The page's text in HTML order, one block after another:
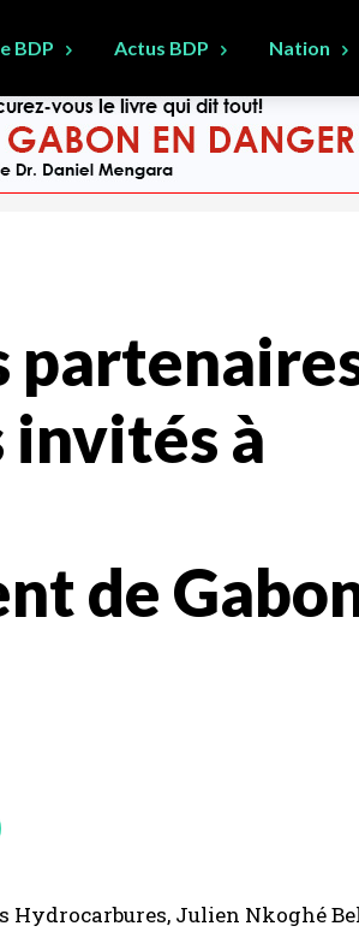
BDP Actus BDP Nation
invités à
de
Hydrocarbures, Julien Nkoghé